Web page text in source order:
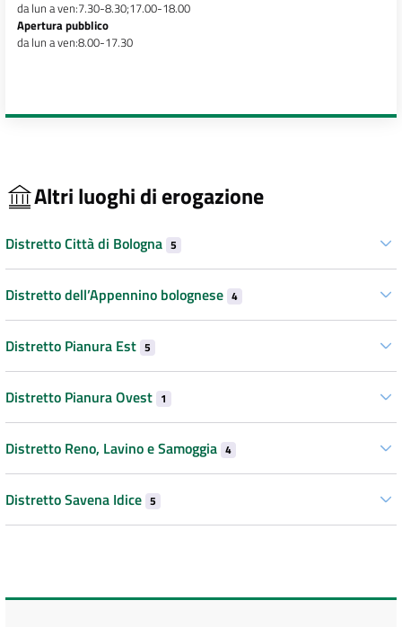
da lun a ven:7.30-8.30;17.00-18.00
Apertura pubblico
da lun a ven:8.00-17.30
Altri luoghi di erogazione
Distretto Città di Bologna 5
Distretto dell’Appennino bolognese 4
Distretto Pianura Est 5
Distretto Pianura Ovest 1
Distretto Reno, Lavino e Samoggia 4
Distretto Savena Idice 5